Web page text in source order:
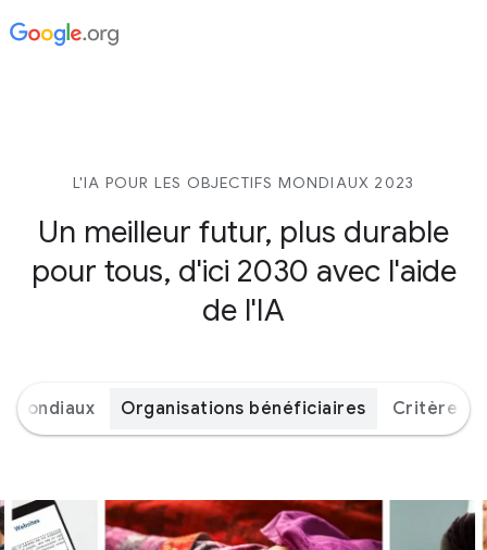
L'IA POUR LES OBJECTIFS MONDIAUX 2023
Un meilleur futur, plus durable
pour tous, d'ici 2030 avec l'aide
de l'IA
mondiaux Organisations bénéficiaires Critères